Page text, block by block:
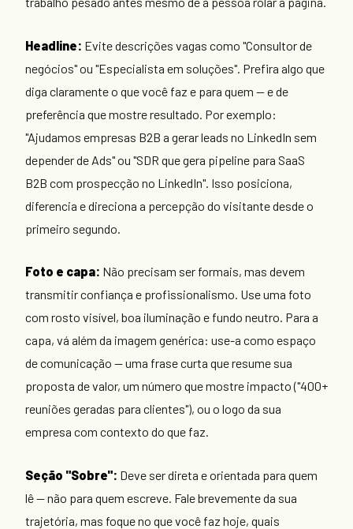
Headline: Evite descrições vagas como "Consultor de
negócios" ou "Especialista em soluções". Prefira algo que
diga claramente o que você faz e para quem — e de
preferência que mostre resultado. Por exemplo:
"Ajudamos empresas B2B a gerar leads no LinkedIn sem
depender de Ads" ou "SDR que gera pipeline para SaaS
B2B com prospecção no LinkedIn". Isso posiciona,
diferencia e direciona a percepção do visitante desde o
primeiro segundo.
Foto e capa: Não precisam ser formais, mas devem
transmitir confiança e profissionalismo. Use uma foto
com rosto visível, boa iluminação e fundo neutro. Para a
capa, vá além da imagem genérica: use-a como espaço
de comunicação — uma frase curta que resume sua
proposta de valor, um número que mostre impacto ("400+
reuniões geradas para clientes"), ou o logo da sua
empresa com contexto do que faz.
Seção "Sobre": Deve ser direta e orientada para quem
lê — não para quem escreve. Fale brevemente da sua
trajetória, mas foque no que você faz hoje, quais